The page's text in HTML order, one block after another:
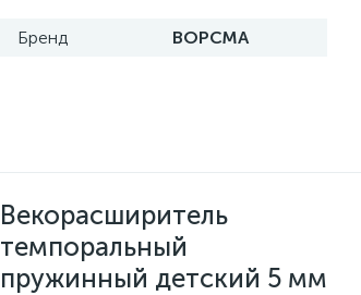
ВОРСМА
Векорасширитель
темпоральный
пружинный детский 5 мм